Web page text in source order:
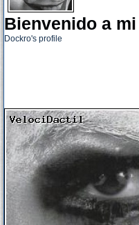
Bienvenido a
Dockro's profile